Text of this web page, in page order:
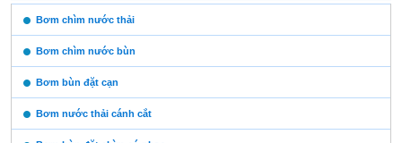
https:/www.high-
endrolex.com/13
Bơm chìm nước thải
Bơm chìm nước bùn
Bơm bùn đặt cạn
Bơm nước thải cánh cắt